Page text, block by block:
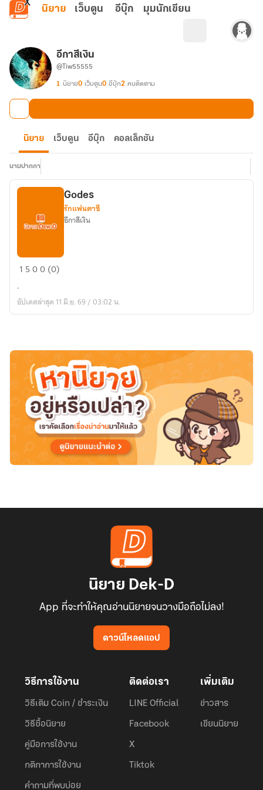
ข้ามไปยังเนื้อหาหลัก
นิยาย เว็บตูน อีบุ๊ก มุมนักเขียน
อีกาสีเงิน
@Tiw55555
1 นิยาย0 เว็บตูน0 อีบุ๊ก2 คนติดตาม
นิยาย เว็บตูน อีบุ๊ก คอลเล็กชัน
นามปากกา
Godes
Godes
รักแฟนตาซี
อีกาสีเงิน
1 500 (0)
.
อัปเดตล่าสุด 11 มิ.ย. 69 / 03:02 น.
นิยาย Dek-D
App ที่จะทำให้คุณอ่านนิยายจนวางมือถือไม่ลง!
ดาวน์โหลดแอป
วิธีการใช้งาน
วิธีเติม Coin / ชำระเงิน
วิธีซื้อนิยาย
คู่มือการใช้งาน
กติกาการใช้งาน
คำถามที่พบบ่อย
ติดต่อเรา
LINE Official
Facebook
X
Tiktok
เพิ่มเติม
ข่าวสาร
เขียนนิยาย